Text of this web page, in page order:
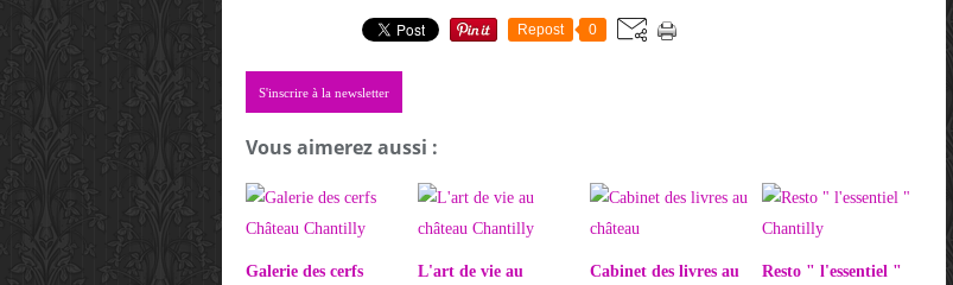
Repost 0
S'inscrire à la newsletter
Vous aimerez aussi :
Galerie des cerfs
L'art de vie au
Cabinet des livres au
Resto " l'essentiel "